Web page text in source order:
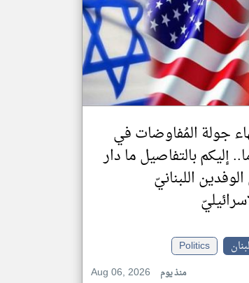
جولة المُفاوضات في
إليكم بالتفاصيل ما دار
اللبنانيّ
Politics
Aug 06, 2026
منذ يوم